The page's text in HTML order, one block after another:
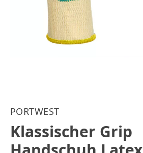
PORTWEST
Klassischer Grip